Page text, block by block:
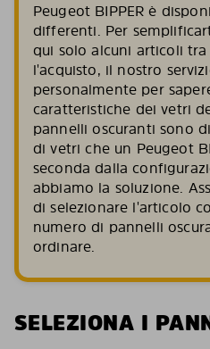
Peugeot BIPPER è
differenti. Per
qui solo alcuni articoli
l'acquisto, il nostro
personalmente per
caratteristiche dei vetri
pannelli oscuranti sono
di vetri che un Peugeot
seconda dalla
abbiamo la soluzione.
di selezionare l'articolo
numero di pannelli
ordinare.
SELEZIONA I